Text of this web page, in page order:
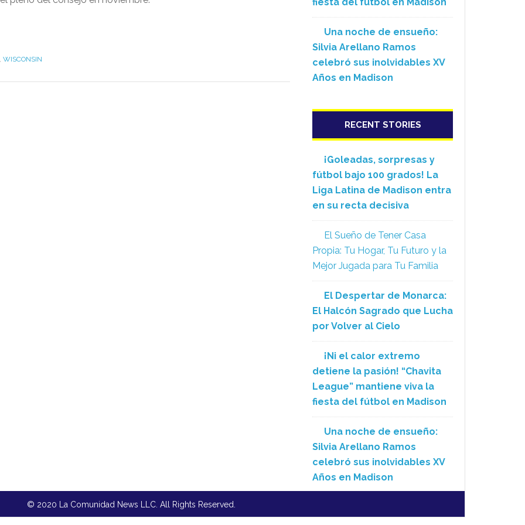
, WISCONSIN
Una noche de ensueño:
Silvia Arellano Ramos
celebró sus inolvidables XV
Años en Madison
RECENT STORIES
¡Goleadas, sorpresas y
fútbol bajo 100 grados! La
Liga Latina de Madison entra
en su recta decisiva
El Sueño de Tener Casa
Propia: Tu Hogar, Tu Futuro y la
Mejor Jugada para Tu Familia
El Despertar de Monarca:
El Halcón Sagrado que Lucha
por Volver al Cielo
¡Ni el calor extremo
detiene la pasión! “Chavita
League” mantiene viva la
fiesta del fútbol en Madison
Una noche de ensueño:
Silvia Arellano Ramos
celebró sus inolvidables XV
Años en Madison
© 2020 La Comunidad News LLC. All Rights Reserved.